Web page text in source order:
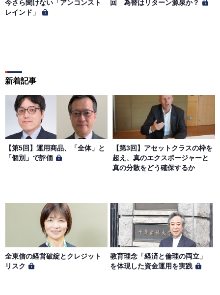
今さら聞けない「アンコンスト
レインド」
回 為替はリターン源泉か？
新着記事
【第5回】運用商品、「全体」と
「個別」で評価
【第3回】アセットクラスの枠を
超え、真のエクスポージャーと
真の分散をどう確保するか
全東信の経営破綻とクレジット
リスク
教育理念「経済と倫理の両立」
を体現した資金運用を実践